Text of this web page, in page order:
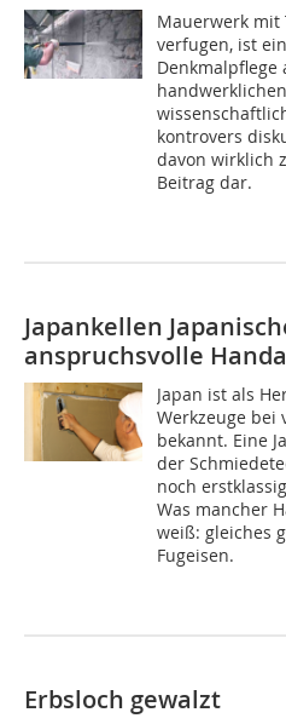
Mauerwerk mit
verfugen, ist
Denkmalpflege
kontrovers
davon wirklich
Beitrag dar.
Japankellen
anspruchsvolle
Japan ist als
Werkzeuge bei
bekannt. Eine
der
noch
Was mancher
weiß: gleiches
Fugeisen.
Erbsloch gewalzt